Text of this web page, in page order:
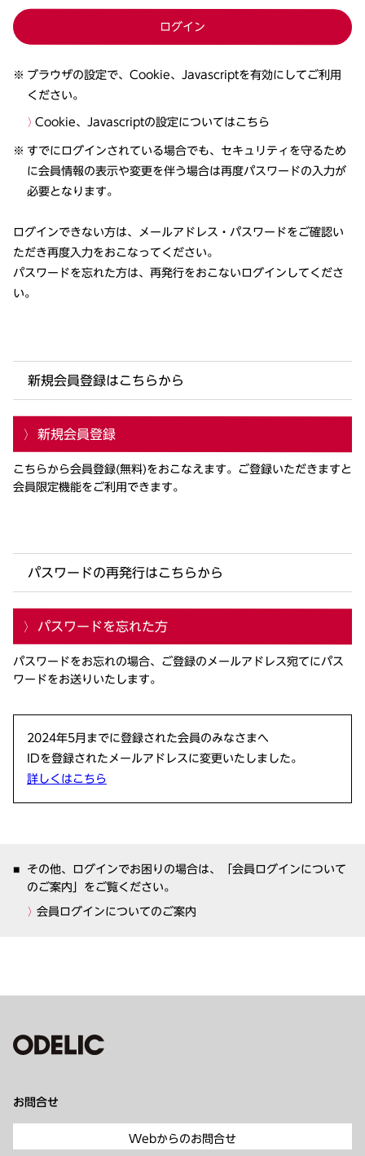
ログイン
ブラウザの設定で、Cookie、Javascriptを有効にしてご利用
ください。
Cookie、Javascriptの設定についてはこちら
すでにログインされている場合でも、セキュリティを守るため
に会員情報の表示や変更を伴う場合は再度パスワードの入力が
必要となります。
ログインできない方は、メールアドレス・パスワードをご確認い
ただき再度入力をおこなってください。
パスワードを忘れた方は、再発行をおこないログインしてくださ
い。
新規会員登録はこちらから
新規会員登録
こちらから会員登録(無料)をおこなえます。ご登録いただきますと
会員限定機能をご利用できます。
パスワードの再発行はこちらから
パスワードを忘れた方
パスワードをお忘れの場合、ご登録のメールアドレス宛てにパス
ワードをお送りいたします。
2024年5月までに登録された会員のみなさまへ
IDを登録されたメールアドレスに変更いたしました。
詳しくはこちら
その他、ログインでお困りの場合は、「会員ログインについて
のご案内」をご覧ください。
会員ログインについてのご案内
お問合せ
Webからのお問合せ